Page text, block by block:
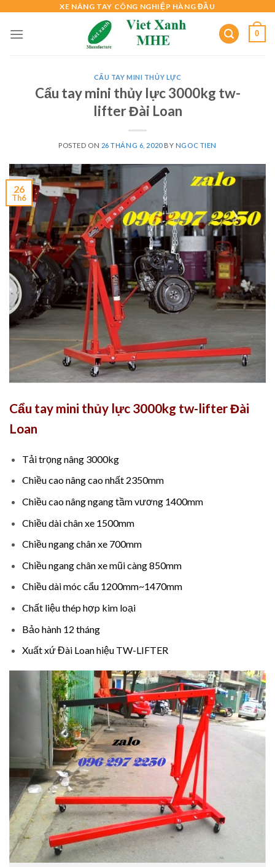
content
XE NÂNG TAY CÔNG NGHIỆP HÀNG ĐẦU
0
CẨU TAY MINI THỦY LỰC
Cẩu tay mini thủy lực 3000kg tw-
lifter Đài Loan
POSTED ON 26 THÁNG 6, 2020BY NGOC TIEN
26
Th6
Cẩu tay mini thủy lực 3000kg tw-lifter Đài
Loan
Tải trọng nâng 3000kg
Chiều cao nâng cao nhất 2350mm
Chiều cao nâng ngang tầm vương 1400mm
Chiều dài chân xe 1500mm
Chiều ngang chân xe 700mm
Chiều ngang chân xe mũi càng 850mm
Chiều dài móc cẩu 1200mm~1470mm
Chất liệu thép hợp kim loại
Bảo hành 12 tháng
Xuất xứ Đài Loan hiệu TW-LIFTER